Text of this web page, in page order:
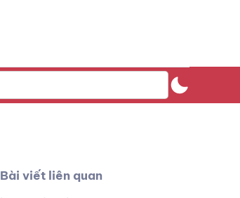
Bài viết liên quan